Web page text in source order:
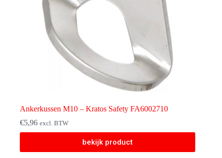
Ankerkussen M10 – Kratos Safety FA6002710
€5,96 excl. BTW
bekijk product